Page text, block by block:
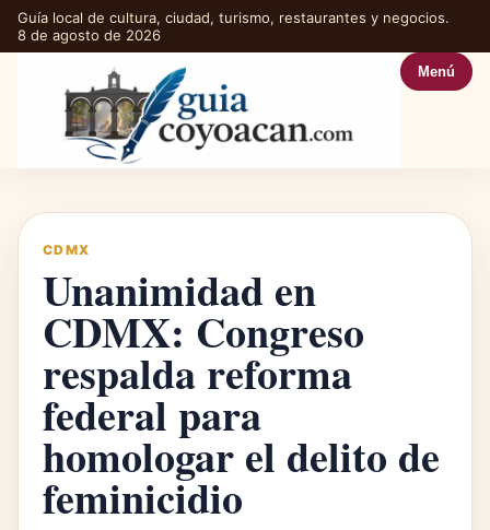
Guía local de cultura, ciudad, turismo, restaurantes y negocios.
8 de agosto de 2026
Menú
CDMX
Unanimidad en
CDMX: Congreso
respalda reforma
federal para
homologar el delito de
feminicidio